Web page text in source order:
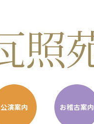
公演案内 お稽古案内